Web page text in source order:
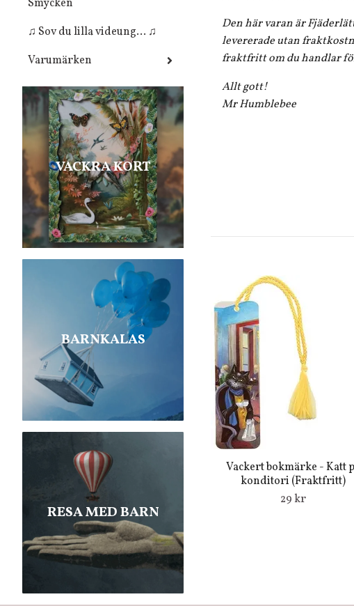
Smycken
♫ Sov du lilla videung... ♫
Varumärken
VACKRA KORT
BARNKALAS
RESA MED BARN
Den här varan är
levererade utan
fraktfritt om du handlar
Allt gott!
Mr Humblebee
Vackert bokmärke - Katt
konditori (Fraktfritt)
29 kr